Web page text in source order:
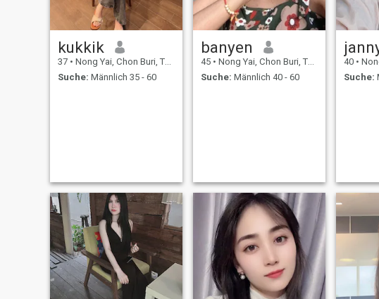
kukkik
37 • Nong Yai, Chon Buri, Thailand
Suche: Männlich 35 - 60
banyen
45 • Nong Yai, Chon Buri, Thailand
Suche: Männlich 40 - 60
40 • Nong
Suche: